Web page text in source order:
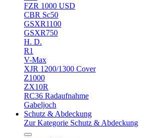
FZR 1000 USD
CBR Sc50
GSXR1100
GSXR750
H. D.
R1
V-Max
XJR 1200/1300 Cover
Z1000
ZX10R
RC36 Radaufnahme
Gabeljoch
Schutz & Abdeckung
Zur Kategorie Schutz & Abdeckung